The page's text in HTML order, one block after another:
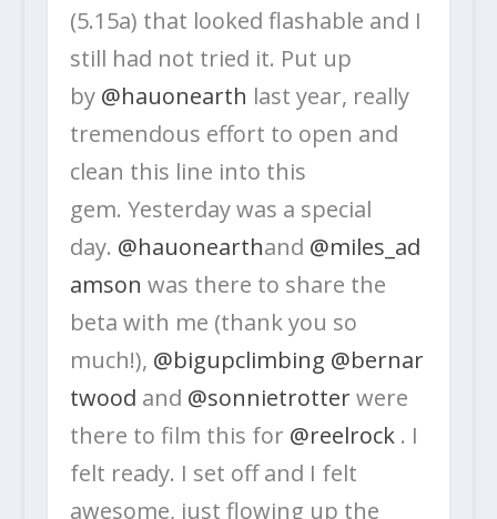
(5.15a) that looked flashable and I
still had not tried it. Put up
by @hauonearth last year, really
tremendous effort to open and
clean this line into this
gem. Yesterday was a special
day. @hauonearthand @miles_ad
amson was there to share the
beta with me (thank you so
much!), @bigupclimbing @bernar
twood and @sonnietrotterwere
there to film this for @reelrock. I
felt ready. I set off and I felt
awesome, just flowing up the